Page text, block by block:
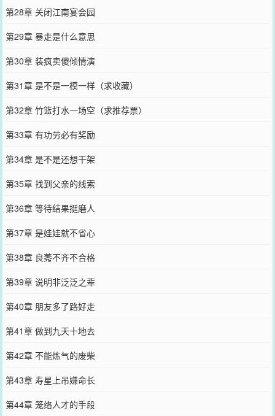
第28章 关闭江南宴会园
第29章 暴走是什么意思
第30章 装疯卖傻倾情演
第31章 是不是一模一样（求收藏）
第32章 竹篮打水一场空（求推荐票）
第33章 有功劳必有奖励
第34章 是不是还想干架
第35章 找到父亲的线索
第36章 等待结果挺磨人
第37章 是娃娃就不省心
第38章 良莠不齐不合格
第39章 说明非泛泛之辈
第40章 朋友多了路好走
第41章 做到九天十地去
第42章 不能炼气的废柴
第43章 寿星上吊嫌命长
第44章 笼络人才的手段